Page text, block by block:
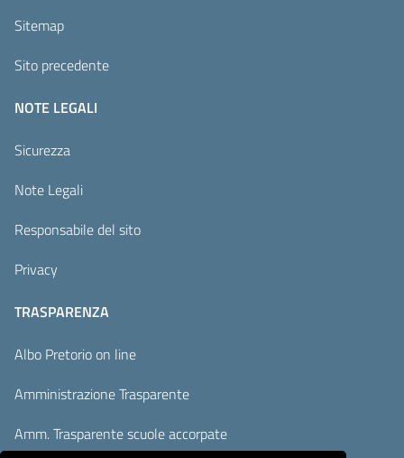
Sitemap
Sito precedente
NOTE LEGALI
Sicurezza
Note Legali
Responsabile del sito
Privacy
TRASPARENZA
Albo Pretorio on line
Amministrazione Trasparente
Amm. Trasparente scuole accorpate